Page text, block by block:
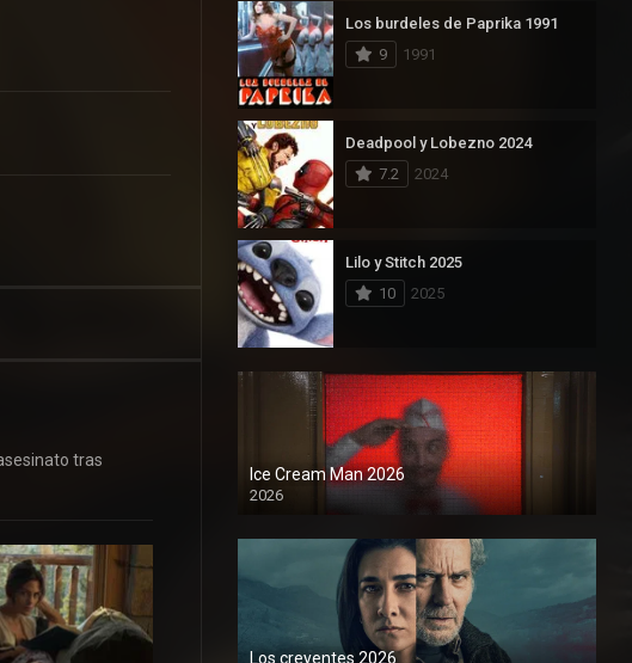
tras
Los burdeles de Paprika 1991
9
1991
Deadpool y Lobezno 2024
7.2
2024
Lilo y Stitch 2025
10
2025
Ice Cream Man 2026
2026
Los creyentes 2026